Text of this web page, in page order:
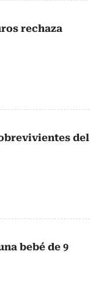
rechaza
del
bebé de 9